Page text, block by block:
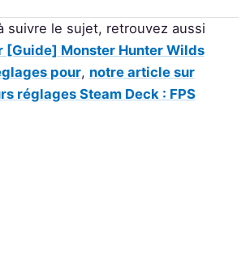
suivre le sujet, retrouvez aussi
[Guide] Monster Hunter Wilds
pour, notre article sur
réglages Steam Deck : FPS